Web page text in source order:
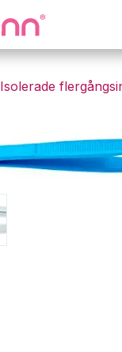
Isolerade